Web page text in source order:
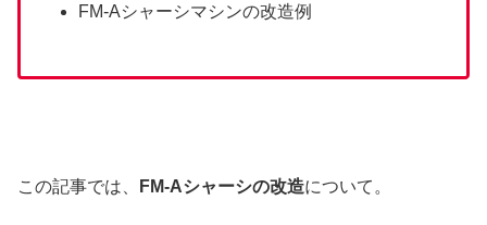
FM-Aシャーシマシンの改造例
この記事では、 FM-Aシャーシの改造について。